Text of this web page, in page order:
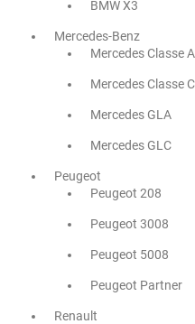
BMW X3
Mercedes-Benz
Mercedes Classe A
Mercedes Classe C
Mercedes GLA
Mercedes GLC
Peugeot
Peugeot 208
Peugeot 3008
Peugeot 5008
Peugeot Partner
Renault